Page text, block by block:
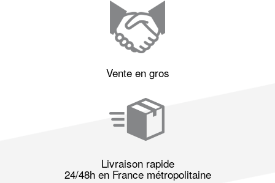
Vente en gros
Livraison rapide
24/48h en France métropolitaine